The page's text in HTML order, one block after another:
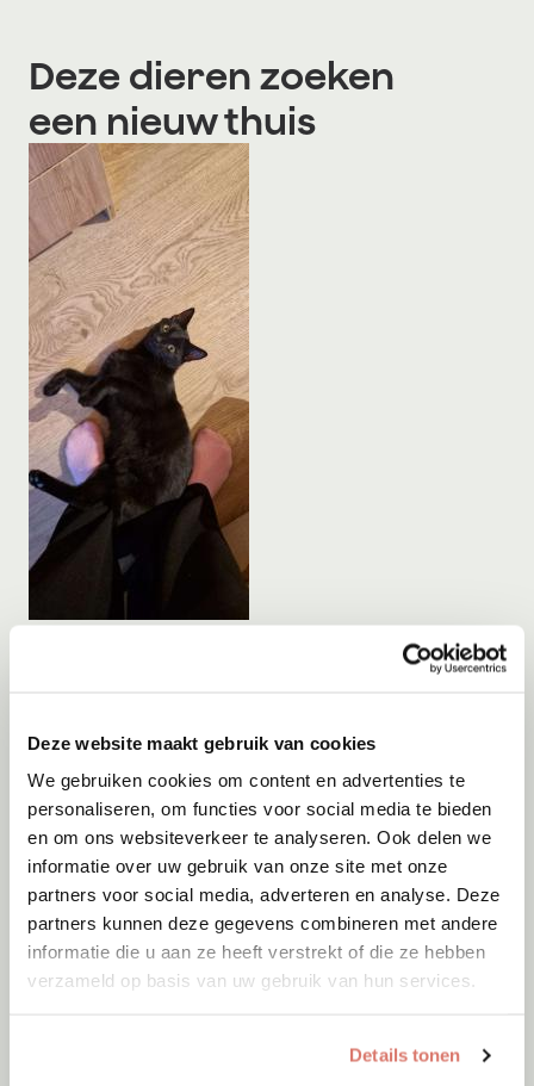
Deze website maakt gebruik van cookies
We gebruiken cookies om content en advertenties te
personaliseren, om functies voor social media te bieden
en om ons websiteverkeer te analyseren. Ook delen we
informatie over uw gebruik van onze site met onze
partners voor social media, adverteren en analyse. Deze
partners kunnen deze gegevens combineren met andere
informatie die u aan ze heeft verstrekt of die ze hebben
verzameld op basis van uw gebruik van hun services.
Details tonen
Deze dieren zoeken
een nieuw thuis